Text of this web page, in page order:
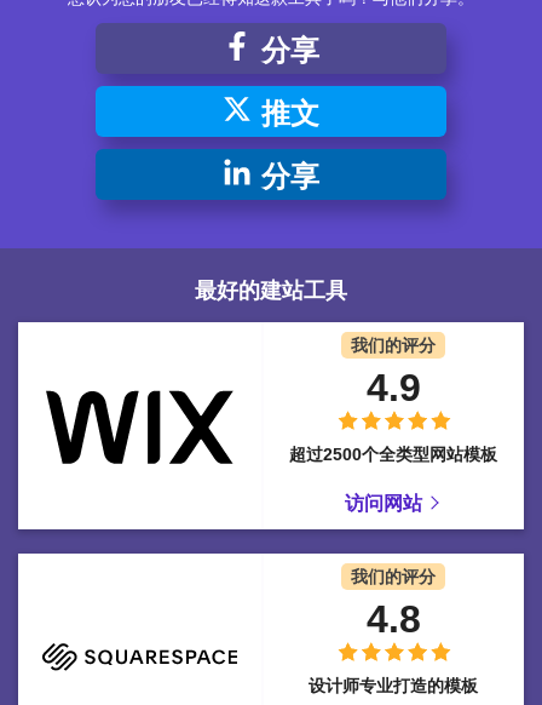
分享
推文
分享
最好的建站工具
我们的评分
4.9
超过2500个全类型网站模板
访问网站
我们的评分
4.8
设计师专业打造的模板